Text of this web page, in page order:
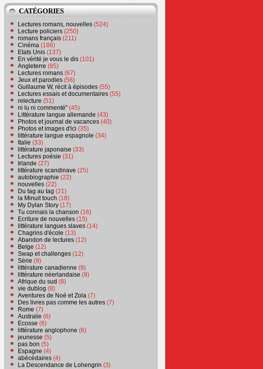
CATÉGORIES
Lectures romans, nouvelles (524)
Lecture policiers (250)
romans français (211)
Cinéma (188)
Etats Unis (137)
En vérité je vous le dis (101)
Angleterre (85)
Lectures romans (67)
Jeux et parodies (56)
Guillaume W, récit à épisodes (55)
Lectures essais et documentaires (55)
relecture (51)
ni lu ni commenté" (45)
Littérature langue allemande (43)
Photos et journal de vacances (40)
Photos et images d'ici (35)
littérature langue espagnole (34)
Italie (33)
littérature japonaise (33)
Lectures poésie (31)
Irlande (27)
littérature scandinave (25)
autobiographie (22)
nouvelles (22)
Du tag au tag (21)
la Minuit touch (18)
My Dylan Story (17)
Tu connais la chanson (16)
Ecriture de nouvelles (15)
littérature langues slaves (14)
Chagrins d'école (13)
Abandon de lectures (12)
Belge (12)
Swap et challenges (12)
Série (9)
littérature canadienne (9)
littérature néerlandaise (9)
Afrique du sud (8)
vie dublog (8)
Aventures de Noé et Zola (7)
Des livres pas comme les autres (7)
Rome (7)
Australie (6)
Ecosse (6)
littérature anglophone (6)
jeunesse (5)
pas bon (5)
Espagne (4)
abécédaires (4)
La Descendance de Lohengrin (3)